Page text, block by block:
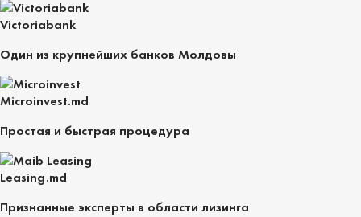
Victoriabank
Один из крупнейших банков Молдовы
Microinvest.md
Простая и быстрая процедура
Leasing.md
Признанные эксперты в области лизинга